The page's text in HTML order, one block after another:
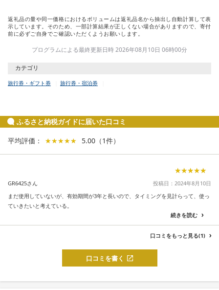
返礼品の量や同一価格におけるボリュームは返礼品名から抽出し自動計算して表
示しています。そのため、一部計算結果が正しくない場合がありますので、寄付
前に必ずご自身でご確認いただくようお願いします。
プログラムによる最終更新日時 2026年08月10日 06時00分
カテゴリ
旅行券・ギフト券 旅行券・宿泊券
ふるさと納税ガイドに届いた口コミ
平均評価： ★★★★★
★★★★★ 5.00 （1件）
★★★★★
★★★★★
GR6425さん
投稿日：2024年8月10日
まだ使用していないが、有効期間が3年と長いので、タイミングを見計らって、使っ
ていきたいと考えている。
続きを読む
口コミをもっと見る(1)
口コミを書く